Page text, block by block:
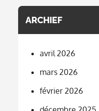
ARCHIEF
avril 2026
mars 2026
février 2026